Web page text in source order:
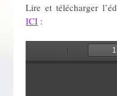
Lire et télécharger
ICI :